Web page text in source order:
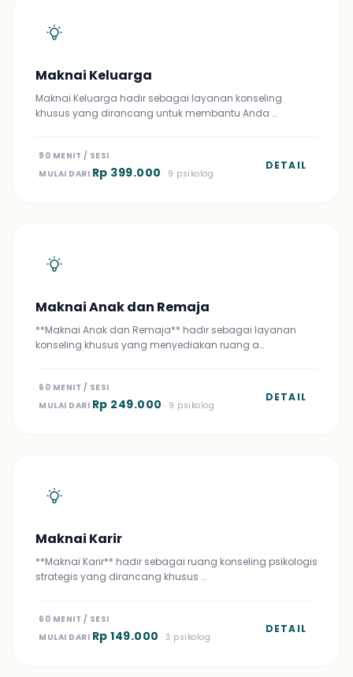
Maknai Keluarga
Maknai Keluarga hadir sebagai layanan konseling
khusus yang dirancang untuk membantu Anda …
90 MENIT / SESI
MULAI DARI Rp 399.000 · 9 psikolog
DETAIL
Maknai Anak dan Remaja
**Maknai Anak dan Remaja** hadir sebagai layanan
konseling khusus yang menyediakan ruang a…
60 MENIT / SESI
MULAI DARI Rp 249.000 · 9 psikolog
DETAIL
Maknai Karir
**Maknai Karir** hadir sebagai ruang konseling psikologis
strategis yang dirancang khusus …
60 MENIT / SESI
MULAI DARI Rp 149.000 · 3 psikolog
DETAIL